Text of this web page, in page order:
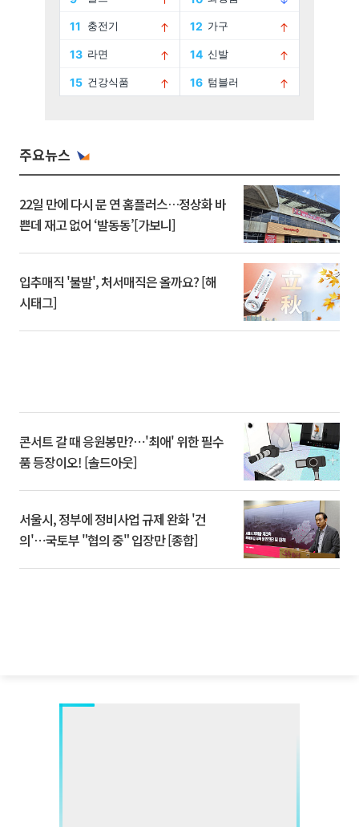
주요뉴스
22일 만에 다시 문 연 홈플러스…정상화 바
쁜데 재고 없어 ‘발동동’[가보니]
입추매직 '불발', 처서매직은 올까요? [해
시태그]
콘서트 갈 때 응원봉만?⋯'최애' 위한 필수
품 등장이오! [솔드아웃]
서울시, 정부에 정비사업 규제 완화 '건
의'⋯국토부 "협의 중" 입장만 [종합]